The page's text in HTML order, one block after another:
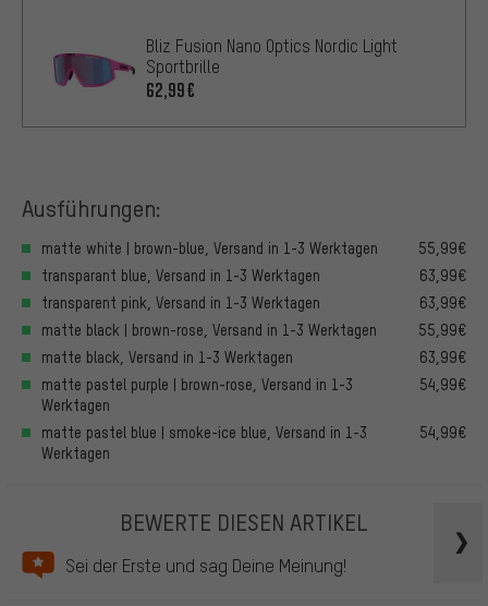
Bliz Fusion Nano Optics Nordic Light
Sportbrille
62,99€
Ausführungen:
matte white | brown-blue, Versand in 1-3 Werktagen
55,99€
transparant blue, Versand in 1-3 Werktagen
63,99€
transparent pink, Versand in 1-3 Werktagen
63,99€
matte black | brown-rose, Versand in 1-3 Werktagen
55,99€
matte black, Versand in 1-3 Werktagen
63,99€
matte pastel purple | brown-rose, Versand in 1-3
Werktagen
54,99€
matte pastel blue | smoke-ice blue, Versand in 1-3
Werktagen
54,99€
BEWERTE DIESEN ARTIKEL
Sei der Erste und sag Deine Meinung!